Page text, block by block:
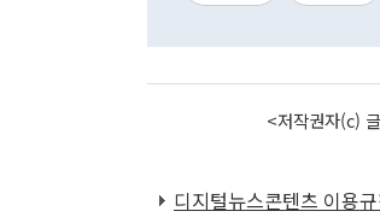
<저작권자(c)
디지털뉴스콘텐츠 이용